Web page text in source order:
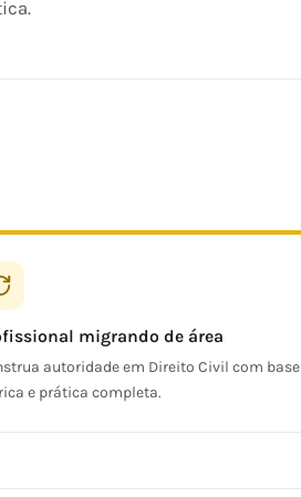
migrando de área
autoridade em Direito Civil com base
e prática completa.